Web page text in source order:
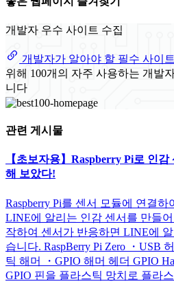
개발자 우수 사이트 수집
개발자가 알아야 할 필수 사이
위해 100개의 자주 사용하는 개발
니다
관련 게시물
【초보자용】Raspberry Pi로 인
해 보았다!
Raspberry Pi를 센서 모듈에 연결하
LINE에 알리는 인감 센서를 만들
작하여 센서가 반응하면 LINE에
습니다. RaspBerry Pi Zero ・USB
틱 해머 ・GPIO 해머 헤더 GPIO
GPIO 핀을 플라스틱 망치로 플라